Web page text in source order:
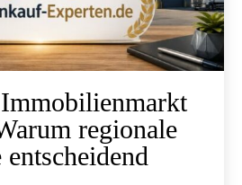
regionale